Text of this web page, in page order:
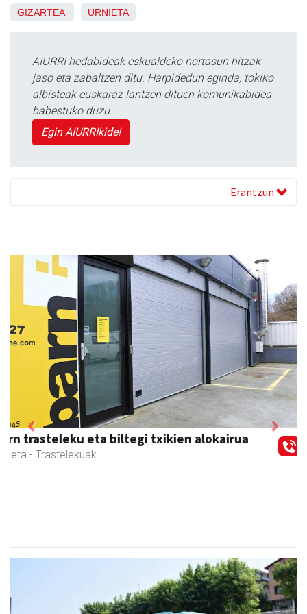
GIZARTEA URNIETA
AIURRI hedabideak eskualdeko nortasun hitzak
jaso eta zabaltzen ditu. Harpidedun eginda, tokiko
albisteak euskaraz lantzen dituen komunikabidea
babestuko duzu.
Egin AIURRIkide!
Erantzun
Previous Next